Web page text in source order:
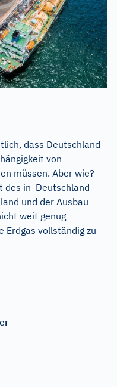
dass Deutschland
von
müssen. Aber wie?
des in Deutschland
und der Ausbau
weit genug
Erdgas vollständig zu